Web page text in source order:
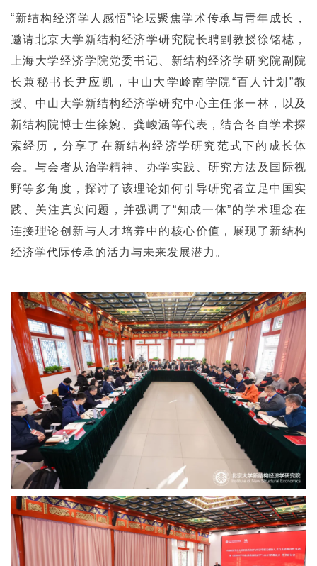
“新结构经济学人感悟”论坛聚焦学术传承与青年成长，
邀请北京大学新结构经济学研究院长聘副教授徐铭梽，
上海大学经济学院党委书记、新结构经济学研究院副院
长兼秘书长尹应凯，中山大学岭南学院“百人计划”教
授、中山大学新结构经济学研究中心主任张一林，以及
新结构院博士生徐婉、龚峻涵等代表，结合各自学术探
索经历，分享了在新结构经济学研究范式下的成长体
会。与会者从治学精神、办学实践、研究方法及国际视
野等多角度，探讨了该理论如何引导研究者立足中国实
践、关注真实问题，并强调了“知成一体”的学术理念在
连接理论创新与人才培养中的核心价值，展现了新结构
经济学代际传承的活力与未来发展潜力。